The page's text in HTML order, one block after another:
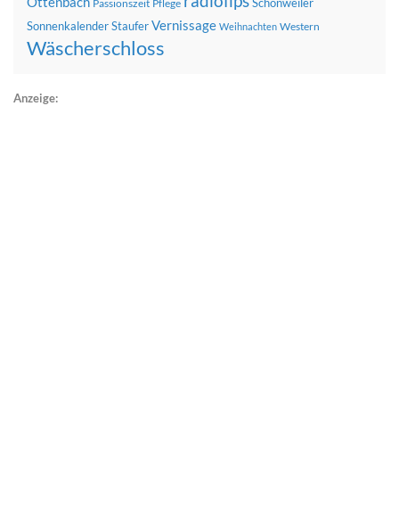
Passionszeit Pflege
SonnenkalenderStauferVernissage Weihnachten Western
Wäscherschloss
Anzeige: